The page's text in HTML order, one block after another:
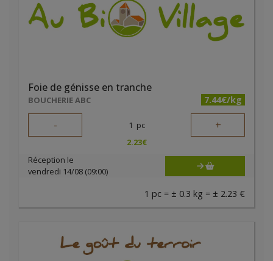
Foie de génisse en tranche
BOUCHERIE ABC 7.44€/kg
- 1 pc +
2.23€
Réception le
vendredi 14/08 (09:00)
1 pc = ± 0.3 kg = ± 2.23 €